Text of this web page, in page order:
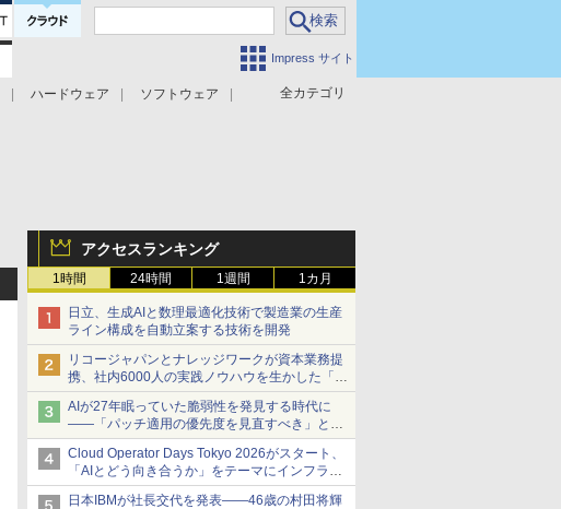
Impress サイト
全カテゴリ
ハードウェア
ソフトウェア
アクセスランキング
1時間 24時間 1週間 1カ月
日立、生成AIと数理最適化技術で製造業の生産
ライン構成を自動立案する技術を開発
リコージャパンとナレッジワークが資本業務提
携、社内6000人の実践ノウハウを生かした「AI
商談記録 for RICOH」を展開へ
AIが27年眠っていた脆弱性を発見する時代に
――「パッチ適用の優先度を見直すべき」とセ
キュリティ専門家
Cloud Operator Days Tokyo 2026がスタート、
「AIとどう向き合うか」をテーマにインフラ運
用の知見を集約
日本IBMが社長交代を発表――46歳の村田将輝